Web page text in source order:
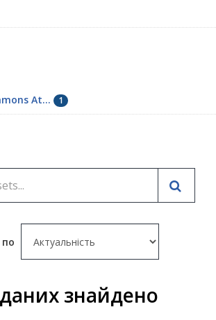
At... 1
знайдено